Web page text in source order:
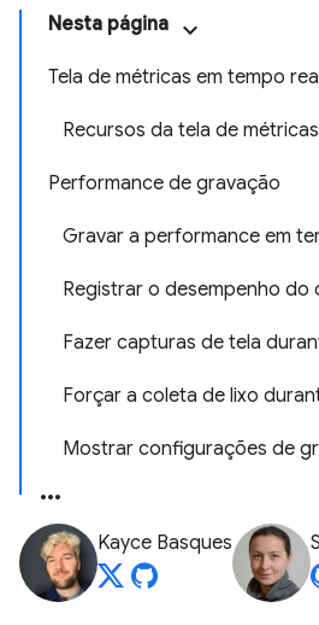
Nesta página
Tela de métricas em tempo
Recursos da tela de
Performance de gravação
Gravar a performance em
Registrar o desempenho do
Fazer capturas de tela
Forçar a coleta de lixo
Mostrar configurações de
Kayce Basques